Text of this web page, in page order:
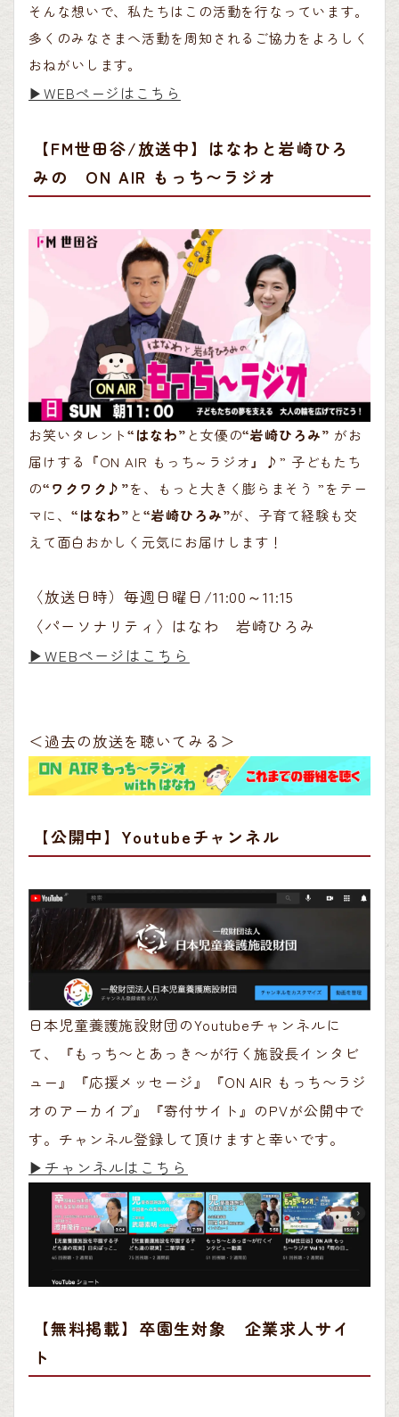
そんな想いで、私たちはこの活動を行なっています。
多くのみなさまへ活動を周知されるご協力をよろしく
おねがいします。
▶︎WEBページはこちら
【FM世田谷/放送中】はなわと岩崎ひろ
みの ON AIR もっち〜ラジオ
お笑いタレント“はなわ” と女優の“岩崎ひろみ” がお
届けする『ON AIR もっち～ラジオ』♪” 子どもたち
の“ワクワク♪”を、もっと大きく膨らまそう ”をテー
マに、 “はなわ” と“岩崎ひろみ”が、子育て経験も交
えて面白おかしく元気にお届けします！
〈放送日時）毎週日曜日/11:00～11:15
〈パーソナリティ〉はなわ 岩崎ひろみ
▶︎WEBページはこちら
＜過去の放送を聴いてみる＞
【公開中】Youtubeチャンネル
日本児童養護施設財団のYoutubeチャンネルに
て、『もっち〜とあっき〜が行く施設長インタビ
ュー』『応援メッセージ』『ON AIR もっち〜ラジ
オのアーカイブ』『寄付サイト』のPVが公開中で
す。チャンネル登録して頂けますと幸いです。
▶︎チャンネルはこちら
【無料掲載】卒園生対象 企業求人サイ
ト